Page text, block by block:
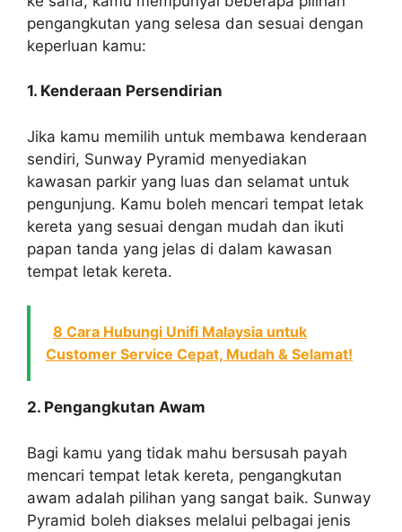
pengangkutan yang selesa dan sesuai dengan
keperluan kamu:
1. Kenderaan Persendirian
Jika kamu memilih untuk membawa kenderaan
sendiri, Sunway Pyramid menyediakan
kawasan parkir yang luas dan selamat untuk
pengunjung. Kamu boleh mencari tempat letak
kereta yang sesuai dengan mudah dan ikuti
papan tanda yang jelas di dalam kawasan
tempat letak kereta.
8 Cara Hubungi Unifi Malaysia untuk
Customer Service Cepat, Mudah & Selamat!
2. Pengangkutan Awam
Bagi kamu yang tidak mahu bersusah payah
mencari tempat letak kereta, pengangkutan
awam adalah pilihan yang sangat baik. Sunway
Pyramid boleh diakses melalui pelbagai jenis